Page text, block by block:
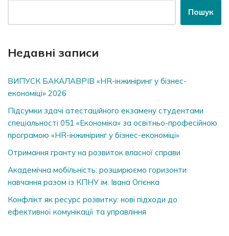
Пошук
Недавні записи
ВИПУСК БАКАЛАВРІВ «HR-інжиніринг у бізнес-
економіці» 2026
Підсумки здачі атестаційного екзамену студентами
спеціальності 051 «Економіка» за освітньо-професійною
програмою «HR-інжиніринг у бізнес-економіці»
Отримання гранту на розвиток власної справи
Академічна мобільність: розширюємо горизонти
навчання разом із КПНУ ім. Івана Огієнка
Конфлікт як ресурс розвитку: нові підходи до
ефективної комунікації та управління